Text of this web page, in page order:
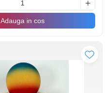
Adauga in cos